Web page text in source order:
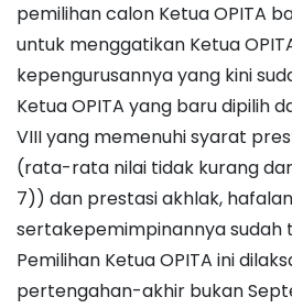
pemilihan calon Ketua OPITA
untuk menggatikan Ketua
kepengurusannya yang kini
Ketua OPITA yang baru dipilih
VIII yang memenuhi syarat
(rata-rata nilai tidak kurang
7)) dan prestasi akhlak,
sertakepemimpinannya sudah
Pemilihan Ketua OPITA ini
pertengahan-akhir bukan